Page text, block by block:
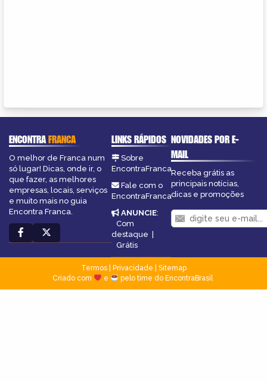
ENCONTRAFRANCA
O melhor de Franca num
só lugar! Dicas, onde ir, o
que fazer, as melhores
empresas, locais, serviços
e muito mais no guia
Encontra Franca.
LINKS RÁPIDOS
Sobre
EncontraFranca
Fale com o
EncontraFranca
ANUNCIE:
Com
destaque |
Grátis
NOVIDADES POR E-
MAIL
Receba grátis as
principais notícias,
dicas e promoções
Termos| Privacidade
Sitemap
Criado com
e pelo time do EncontraBrasil